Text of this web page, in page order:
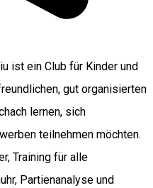
ist ein Club für Kinder und
gut organisierten
lernen, sich
teilnehmen möchten.
Training für alle
Partienanalyse und